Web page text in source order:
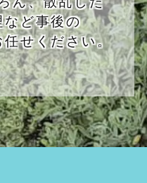
ど事後の
せください。